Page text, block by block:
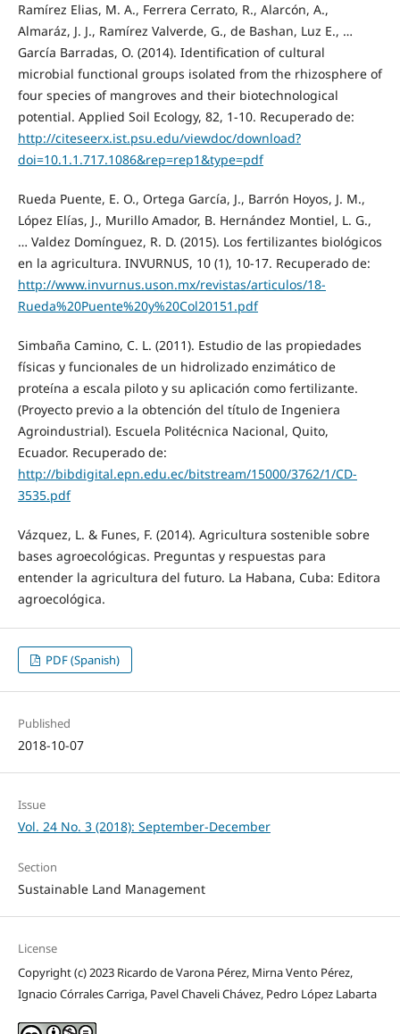
Ramírez Elias, M. A., Ferrera Cerrato, R., Alarcón, A.,
Almaráz, J. J., Ramírez Valverde, G., de Bashan, Luz E., …
García Barradas, O. (2014). Identification of cultural
microbial functional groups isolated from the rhizosphere of
four species of mangroves and their biotechnological
potential. Applied Soil Ecology, 82, 1-10. Recuperado de:
http://citeseerx.ist.psu.edu/viewdoc/download?
doi=10.1.1.717.1086&rep=rep1&type=pdf
Rueda Puente, E. O., Ortega García, J., Barrón Hoyos, J. M.,
López Elías, J., Murillo Amador, B. Hernández Montiel, L. G.,
… Valdez Domínguez, R. D. (2015). Los fertilizantes biológicos
en la agricultura. INVURNUS, 10 (1), 10-17. Recuperado de:
http://www.invurnus.uson.mx/revistas/articulos/18-
Rueda%20Puente%20y%20Col20151.pdf
Simbaña Camino, C. L. (2011). Estudio de las propiedades
físicas y funcionales de un hidrolizado enzimático de
proteína a escala piloto y su aplicación como fertilizante.
(Proyecto previo a la obtención del título de Ingeniera
Agroindustrial). Escuela Politécnica Nacional, Quito,
Ecuador. Recuperado de:
http://bibdigital.epn.edu.ec/bitstream/15000/3762/1/CD-
3535.pdf
Vázquez, L. & Funes, F. (2014). Agricultura sostenible sobre
bases agroecológicas. Preguntas y respuestas para
entender la agricultura del futuro. La Habana, Cuba: Editora
agroecológica.
PDF (Spanish)
Published
2018-10-07
Issue
Vol. 24 No. 3 (2018): September-December
Section
Sustainable Land Management
License
Copyright (c) 2023 Ricardo de Varona Pérez, Mirna Vento Pérez,
Ignacio Córrales Carriga, Pavel Chaveli Chávez, Pedro López Labarta